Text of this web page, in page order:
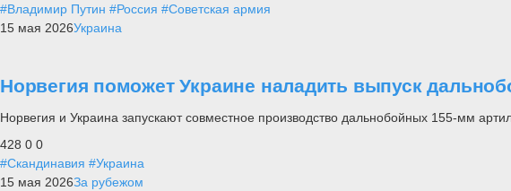
#Владимир Путин #Россия #Советская армия
15 мая 2026Украина
Норвегия поможет Украине наладить выпуск
Норвегия и Украина запускают совместное производство дальнобойных 155-мм
428 0 0
#Скандинавия #Украина
15 мая 2026За рубежом